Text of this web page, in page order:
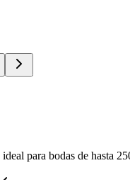
para bodas de hasta